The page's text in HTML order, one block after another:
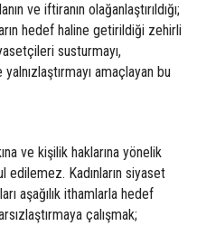
ve iftiranın olağanlaştırıldığı;
hedef haline getirildiği zehirli
susturmayı,
amaçlayan bu
ve kişilik haklarına yönelik
edilemez. Kadınların siyaset
aşağılık ithamlarla hedef
çalışmak;